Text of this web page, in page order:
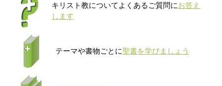
キリスト教についてよくあるご質問にお答え
します
テーマや書物ごとに聖書を学びましょう